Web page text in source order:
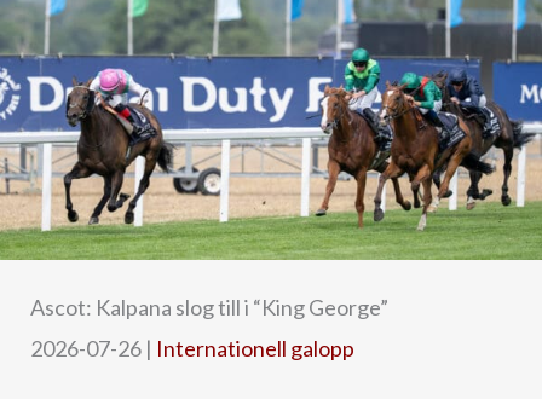
Ascot: Kalpana slog till i “King George”
2026-07-26 | Internationell galopp